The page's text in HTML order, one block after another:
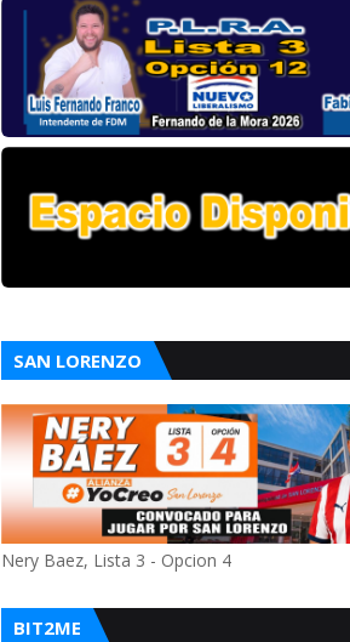
SAN LORENZO
Nery Baez, Lista 3 - Opcion 4
BIT2ME